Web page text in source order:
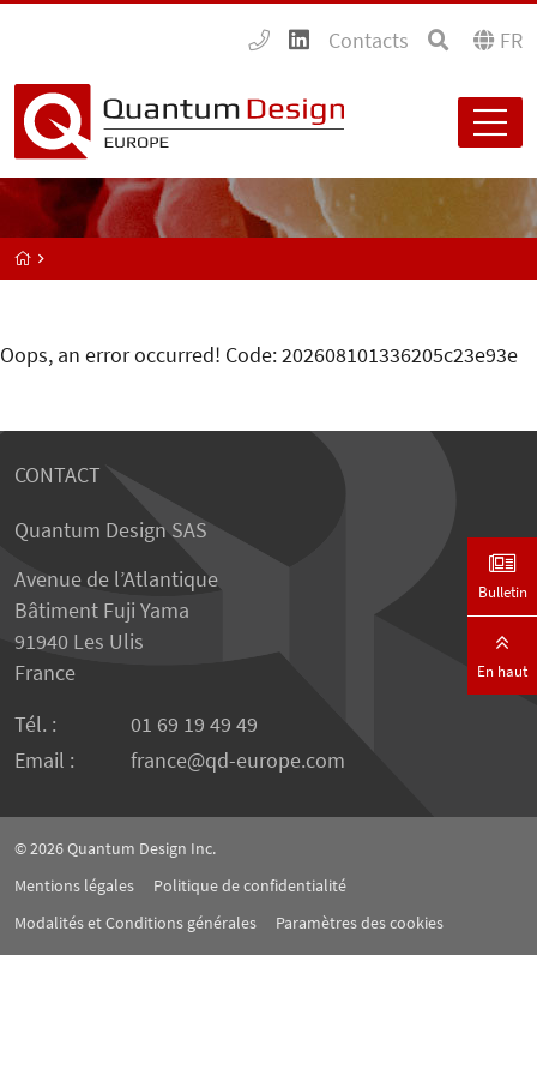
Contacts FR
Oops, an error occurred! Code: 202608101336205c23e93e
CONTACT
Quantum Design SAS
Avenue de l’Atlantique
Bâtiment Fuji Yama
91940 Les Ulis
France
Tél. :
01 69 19 49 49
Email :
france qd-europe.com
© 2026Quantum Design Inc.
Mentions légales
Politique de confidentialité
Modalités et Conditions générales
Paramètres des cookies
Bulletin
En haut